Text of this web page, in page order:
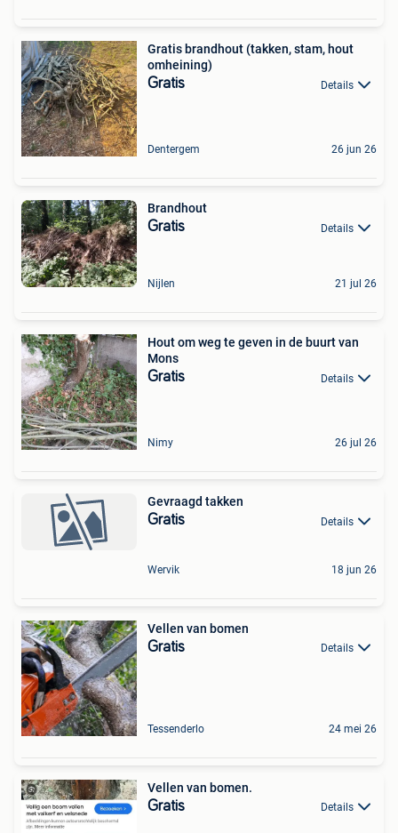
Gratis brandhout (takken, stam, hout
omheining)
Gratis Details
Dentergem 26 jun 26
Brandhout
Gratis Details
Nijlen 21 jul 26
Hout om weg te geven in de buurt van
Mons
Gratis Details
Nimy 26 jul 26
Gevraagd takken
Gratis Details
Wervik 18 jun 26
Vellen van bomen
Gratis Details
Tessenderlo 24 mei 26
Vellen van bomen.
Gratis Details